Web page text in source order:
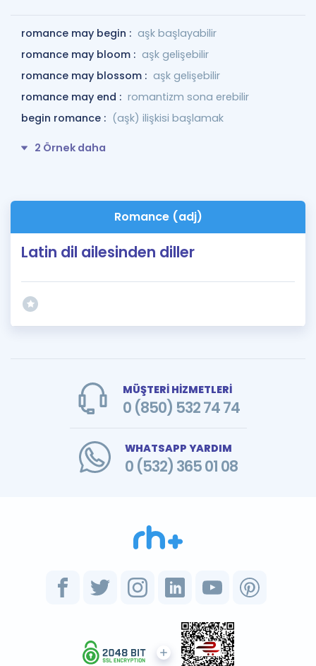
romance may begin : aşk başlayabilir
romance may bloom : aşk gelişebilir
romance may blossom : aşk gelişebilir
romance may end : romantizm sona erebilir
begin romance : (aşk) ilişkisi başlamak
2 Örnek daha
Romance (adj)
Latin dil ailesinden diller
MÜŞTERİ HİZMETLERİ
0 (850) 532 74 74
WHATSAPP YARDIM
0 (532) 365 01 08